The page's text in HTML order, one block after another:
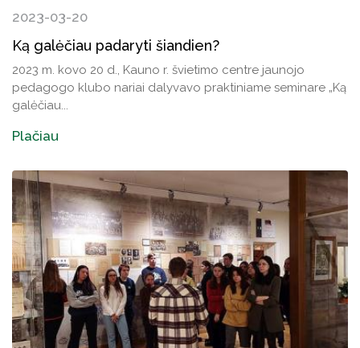
2023-03-20
Ką galėčiau padaryti šiandien?
2023 m. kovo 20 d., Kauno r. švietimo centre jaunojo
pedagogo klubo nariai dalyvavo praktiniame seminare „Ką
galėčiau...
Plačiau